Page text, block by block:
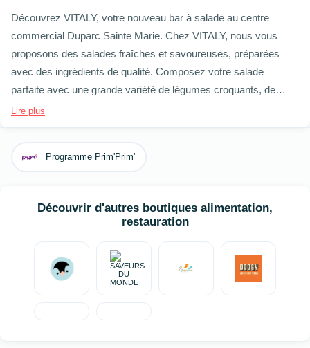
Découvrez VITALY, votre nouveau bar à salade au centre
commercial Duparc Sainte Marie. Chez VITALY, nous vous
proposons des salades fraîches et savoureuses, préparées
avec des ingrédients de qualité. Composez votre salade
parfaite avec une grande variété de légumes croquants, de
protéines savoureuses et de sauces maison. Notre bar à
pause déjeuner rapide ou un repas convivial entre amis. Venez
Lire plus
Programme Prim'Prim'
Découvrir d'autres boutiques alimentation,
restauration